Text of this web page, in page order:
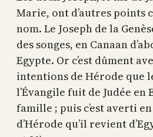
Marie, ont d’autres points
nom. Le Joseph de la
des songes, en Canaan
Egypte. Or c’est dûment
intentions de Hérode que
l’Évangile fuit de Judée en
famille ; puis c’est averti
d’Hérode qu’il revient